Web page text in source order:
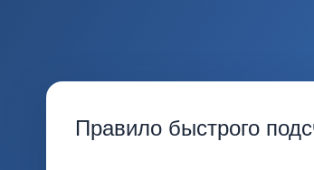
Правило быстрого